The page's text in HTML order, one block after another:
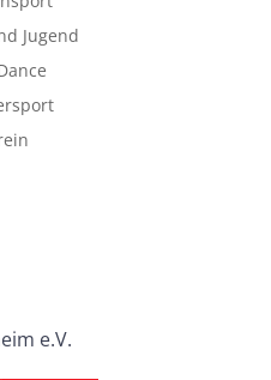
Jugend
e.V.